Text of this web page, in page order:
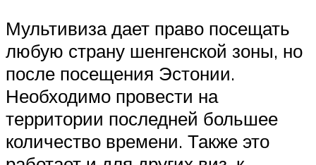
Мультивиза дает право посещать
любую страну шенгенской зоны, но
после посещения Эстонии.
Необходимо провести на
территории последней большее
количество времени. Также это